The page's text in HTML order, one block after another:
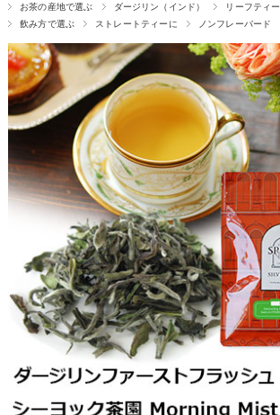
お茶の産地で選ぶ
ダージリン（インド）
リーフティー
飲み方で選ぶ
ストレートティーに ノンフレーバード